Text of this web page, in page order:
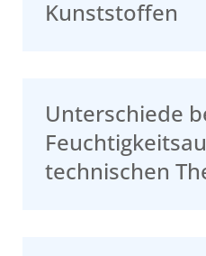
Kunststoffen
Unterschiede
technischen